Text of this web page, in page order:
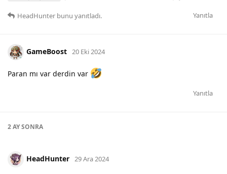
Yanıtla
HeadHunter bunu yanıtladı.
GameBoost 20 Eki 2024
Paran mı var derdin var
Yanıtla
2 AYSONRA
HeadHunter 29 Ara 2024